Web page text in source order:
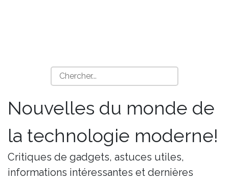
Nouvelles du monde de
la technologie moderne!
Critiques de gadgets, astuces utiles,
informations intéressantes et dernières